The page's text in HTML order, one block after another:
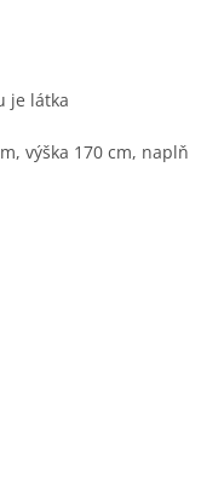
je látka
výška 170 cm, naplň